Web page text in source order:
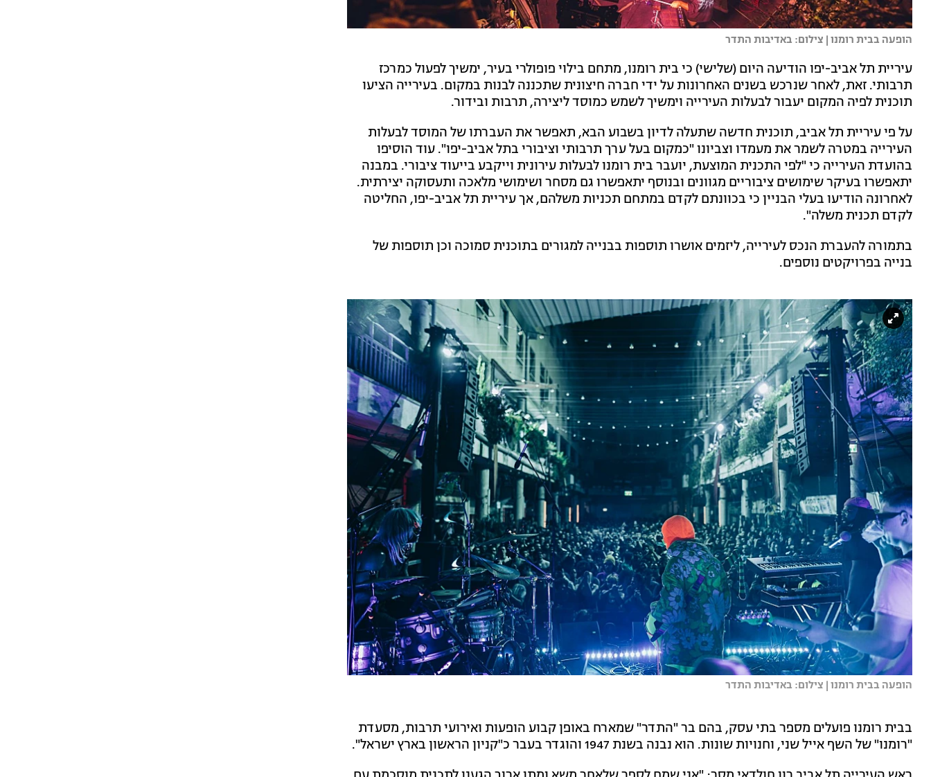
הופעה בבית רומנו | צילום: באדיבות התדר
עיריית תל אביב-יפו הודיעה היום (שלישי) כי בית רומנו, מתחם בילוי פופולרי בעיר, ימשיך לפעול כמרכז
תרבותי. זאת, לאחר שנרכש בשנים האחרונות על ידי חברה חיצונית שתכננה לבנות במקום. בעירייה הציעו
תוכנית לפיה המקום יעבור לבעלות העירייה וימשיך לשמש כמוסד ליצירה, תרבות ובידור.
על פי עיריית תל אביב, תוכנית חדשה שתעלה לדיון בשבוע הבא, תאפשר את העברתו של המוסד לבעלות
העירייה במטרה לשמר את מעמדו וצביונו "כמקום בעל ערך תרבותי וציבורי בתל אביב-יפו". עוד הוסיפו
בהועדת העירייה כי "לפי התכנית המוצעת, יועבר בית רומנו לבעלות עירונית וייקבע בייעוד ציבורי. במבנה
יתאפשרו בעיקר שימושים ציבוריים מגוונים ובנוסף יתאפשרו גם מסחר ושימושי מלאכה ותעסוקה יצירתית.
לאחרונה הודיעו בעלי הבניין כי בכוונתם לקדם במתחם תכניות משלהם, אך עיריית תל אביב-יפו, החליטה
לקדם תכנית משלה".
בתמורה להעברת הנכס לעירייה, ליזמים אושרו תוספות בבנייה למגורים בתוכנית סמוכה וכן תוספות של
בנייה בפרויקטים נוספים.
הופעה בבית רומנו | צילום: באדיבות התדר
בבית רומנו פועלים מספר בתי עסק, בהם בר "התדר" שמארח באופן קבוע הופעות ואירועי תרבות, מסעדת
"רומנו" של השף אייל שני, וחנויות שונות. הוא נבנה בשנת 1947 והוגדר בעבר כ"קניון הראשון בארץ ישראל".